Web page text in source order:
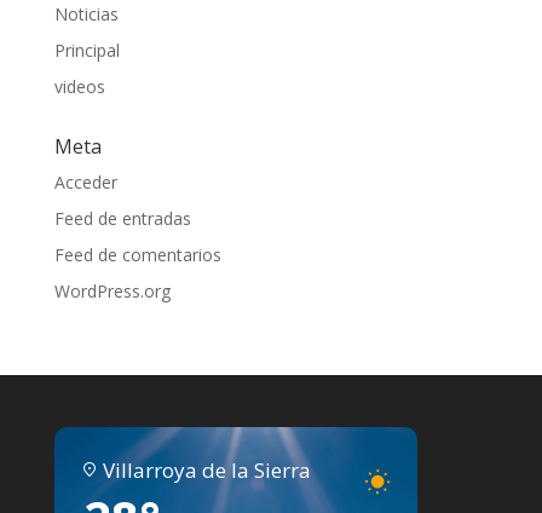
Noticias
Principal
videos
Meta
Acceder
Feed de entradas
Feed de comentarios
WordPress.org
Villarroya de la Sierra